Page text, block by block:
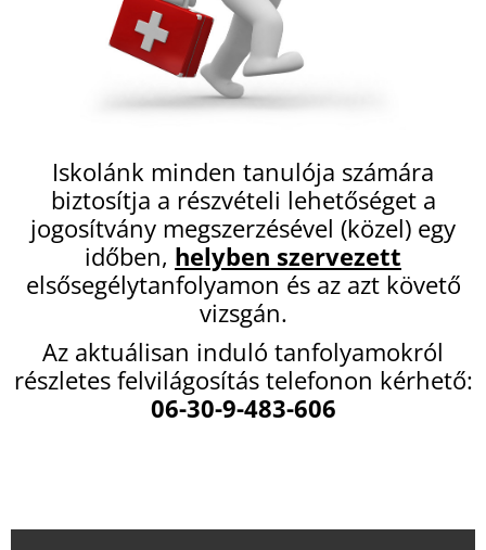
Iskolánk minden tanulója számára
biztosítja a részvételi lehetőséget a
jogosítvány megszerzésével (közel) egy
időben, helyben szervezett
elsősegélytanfolyamon és az azt követő
vizsgán.
Az aktuálisan induló tanfolyamokról
részletes felvilágosítás telefonon kérhető:
06-30-9-483-606